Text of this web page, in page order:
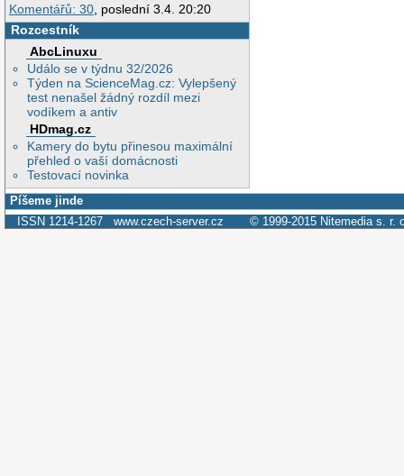
Komentářů: 30 , poslední 3.4. 20:20
Rozcestník
AbcLinuxu
Událo se v týdnu 32/2026
Týden na ScienceMag.cz: Vylepšený
test nenašel žádný rozdíl mezi
vodíkem a antiv
HDmag.cz
Kamery do bytu přinesou maximální
přehled o vaší domácnosti
Testovací novinka
Píšeme jinde
ISSN 1214-1267 www.czech-server.cz © 1999-2015 Nitemedia s. r.